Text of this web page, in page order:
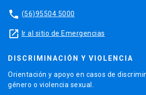
phone (56)95504 5000
launch Ir al sitio de Emergencias
DISCRIMINACIÓN Y VIOLENCIA
Orientación y apoyo en casos de
género o violencia sexual.